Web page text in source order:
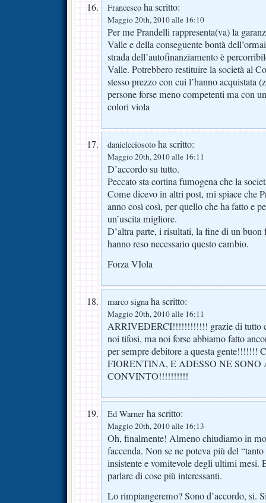
Francesco ha scritto:
Maggio 20th, 2010 alle 16:10
Per me Prandelli rappresenta(va) la
Valle e della conseguente bontà
strada dell’autofinanziamento è
Valle. Potrebbero restituire la società al
stesso prezzo con cui l’hanno acquistata
persone forse meno competenti ma con
colori viola
danieleciosoto ha scritto:
Maggio 20th, 2010 alle 16:11
D’accordo su tutto.
Peccato sta cortina fumogena che la
Come dicevo in altri post, mi spiace che
anno così così, per quello che ha fatto e
un’uscita migliore.
D’altra parte, i risultati, la fine di un buon
hanno reso necessario questo cambio.
Forza VIola
marco signaha scritto:
Maggio 20th, 2010 alle 16:11
ARRIVEDERCI!!!!!!!!!!!! grazie di tutto
noi tifosi, ma noi forse abbiamo fatto
per sempre debitore a questa gente!!!!!!!
FIORENTINA, E ADESSO NE SONO
CONVINTO!!!!!!!!!!
Ed Warner ha scritto:
Maggio 20th, 2010 alle 16:13
Oh, finalmente! Almeno chiudiamo in
faccenda. Non se ne poteva più del
insistente e vomitevole degli ultimi mesi.
parlare di cose più interessanti.
Lo rimpiangeremo? Sono d’accordo, si.